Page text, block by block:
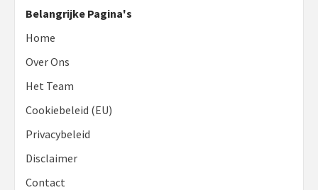
Belangrijke Pagina's
Home
Over Ons
Het Team
Cookiebeleid (EU)
Privacybeleid
Disclaimer
Contact